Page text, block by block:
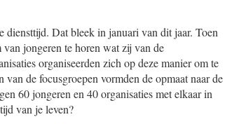
diensttijd. Dat bleek in januari van dit jaar. Toen
van jongeren te horen wat zij van de
organiseerden zich op deze manier om te
de focusgroepen vormden de opmaat naar de
60 jongeren en 40 organisaties met elkaar in
van je leven?